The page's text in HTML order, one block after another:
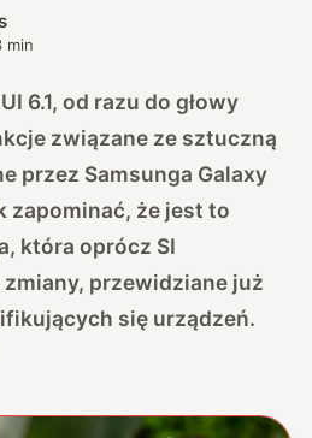
min
6.1, od razu do głowy
związane ze sztuczną
przez Samsunga Galaxy
zapominać, że jest to
która oprócz SI
przewidziane już
się urządzeń.